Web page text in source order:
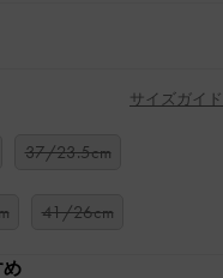
サイズガイド
37/23.5cm
41/26cm